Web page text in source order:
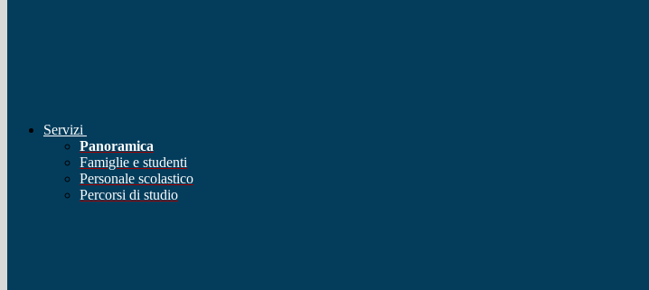
Servizi
Panoramica
Famiglie e studenti
Personale scolastico
Percorsi di studio